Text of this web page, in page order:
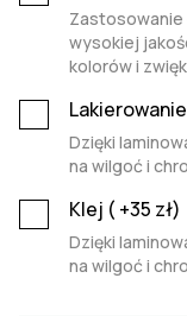
Zastosowanie
wysokiej
kolorów i
Dzięki
na wilgoć i
Klej ( +35 zł)
Dzięki
na wilgoć i